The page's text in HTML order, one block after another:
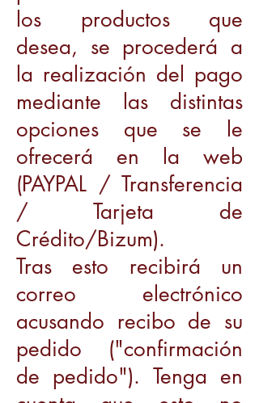
los productos que
desea, se procederá a
la realización del pago
mediante las distintas
opciones que se le
ofrecerá en la web
(PAYPAL / Transferencia
/ Tarjeta de
Crédito/Bizum).
Tras esto recibirá un
correo electrónico
acusando recibo de su
pedido ("confirmación
de pedido"). Tenga en